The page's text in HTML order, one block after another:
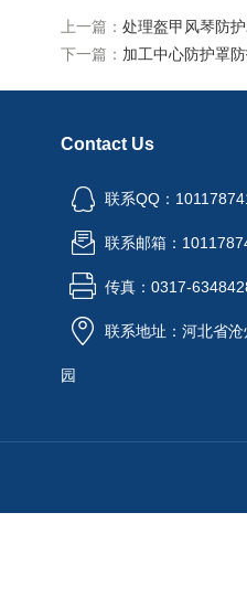
上一篇： 处理盔甲风琴防
下一篇： 加工中心防护罩
Contact Us
联系QQ：
联系邮箱：
传真：0317-
联系地址：河北省
园